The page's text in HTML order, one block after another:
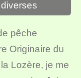
pêche
Originaire du
Lozère, je me